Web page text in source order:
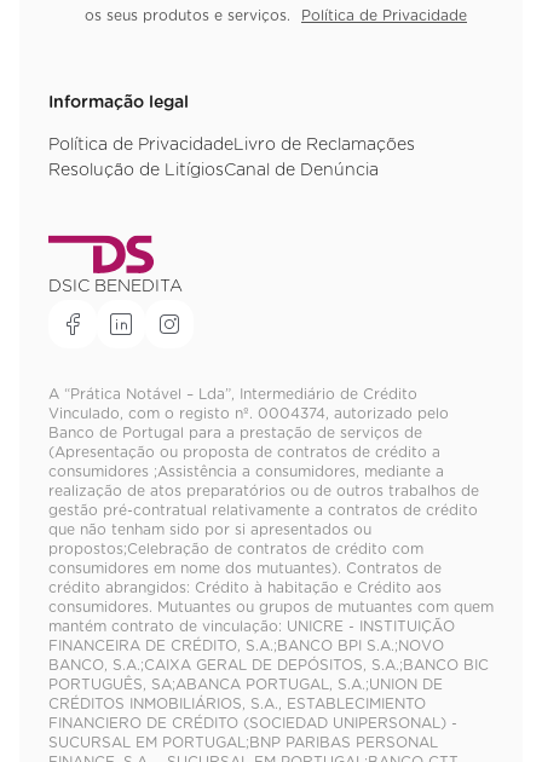
os seus produtos e serviços.
Política de Privacidade
Informação legal
Política de PrivacidadeLivro de Reclamações
Resolução de LitígiosCanal de Denúncia
DSIC BENEDITA
A “Prática Notável – Lda”, Intermediário de Crédito
Vinculado, com o registo nº. 0004374, autorizado pelo
Banco de Portugal para a prestação de serviços de
(Apresentação ou proposta de contratos de crédito a
consumidores ;Assistência a consumidores, mediante a
realização de atos preparatórios ou de outros trabalhos de
gestão pré-contratual relativamente a contratos de crédito
que não tenham sido por si apresentados ou
propostos;Celebração de contratos de crédito com
consumidores em nome dos mutuantes). Contratos de
crédito abrangidos: Crédito à habitação e Crédito aos
consumidores. Mutuantes ou grupos de mutuantes com quem
mantém contrato de vinculação: UNICRE - INSTITUIÇÃO
FINANCEIRA DE CRÉDITO, S.A.;BANCO BPI S.A.;NOVO
BANCO, S.A.;CAIXA GERAL DE DEPÓSITOS, S.A.;BANCO BIC
PORTUGUÊS, SA;ABANCA PORTUGAL, S.A.;UNION DE
CRÉDITOS INMOBILIÁRIOS, S.A., ESTABLECIMIENTO
FINANCIERO DE CRÉDITO (SOCIEDAD UNIPERSONAL) -
SUCURSAL EM PORTUGAL;BNP PARIBAS PERSONAL